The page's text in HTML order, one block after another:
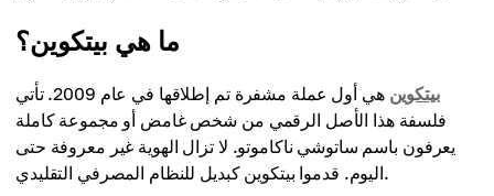
ما هي بيتكوين؟
بيتكوين
هي أول عملة مشفرة تم إطلاقها في عام 2009. تأتي
فلسفة هذا الأصل الرقمي من شخص غامض أو مجموعة كاملة
يعرفون باسم ساتوشي ناكاموتو. لا تزال الهوية غير معروفة حتى
اليوم. قدموا بيتكوين كبديل للنظام المصرفي التقليدي.